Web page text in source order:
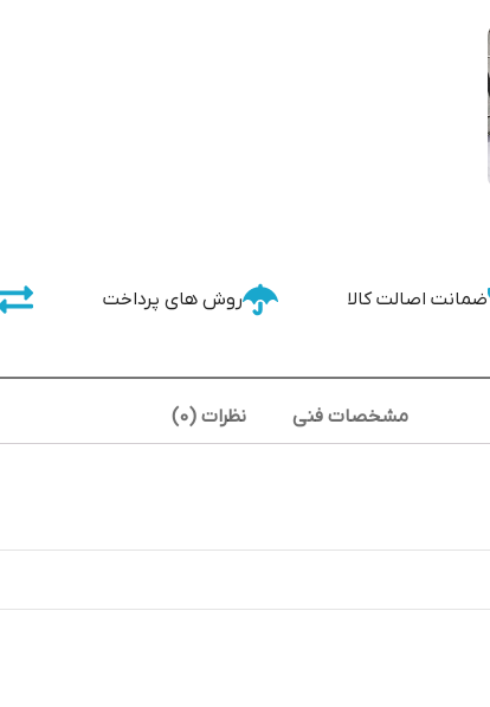
ضمانت اصالت کالا روش های پرداخت
مشخصات فنی نظرات (0)